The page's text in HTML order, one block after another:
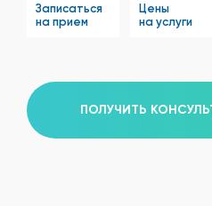
Записаться
на прием
Цены
на услуги
ПОЛУЧИТЬ